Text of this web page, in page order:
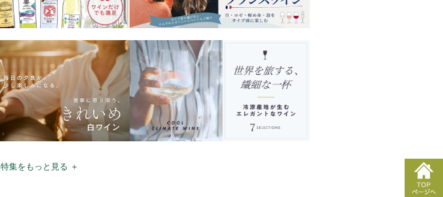
特集をもっと見る ＋